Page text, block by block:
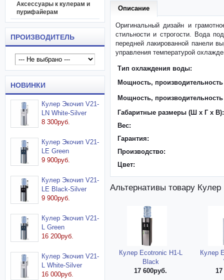
Аксессуары к кулерам и
пурифайерам
ПРОИЗВОДИТЕЛЬ
НОВИНКИ
Кулер Экочип V21-
LN White-Silver
8 300руб.
Кулер Экочип V21-
LE Green
9 900руб.
Кулер Экочип V21-
LE Black-Silver
9 900руб.
Кулер Экочип V21-
L Green
16 200руб.
Кулер Экочип V21-
L White-Silver
16 000руб.
Описание
Оригинальный дизайн и
стильности и строгости. Вода
передней лакированной панели
управления температурой
Тип охлаждения воды:
Мощность, производительность
Мощность,
Габаритные размеры (Ш x Г x В):
Вес:
Гарантия:
Производство:
Цвет:
Альтернативы товару
Кулер Ecotronic H1-L
Black
17 600руб.
Кулер
17